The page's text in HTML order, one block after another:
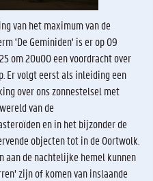
van het maximum van de
'De Geminiden' is er op 09
om 20u00 een voordracht over
Er volgt eerst als inleiding een
over ons zonnestelsel met
van de
en in het bijzonder de
objecten tot in de Oortwolk.
aan de nachtelijke hemel kunnen
zijn of komen van inslaande